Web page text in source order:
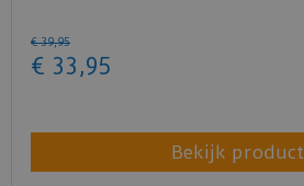
€ 39,95
€ 33 ,95
Bekijk product